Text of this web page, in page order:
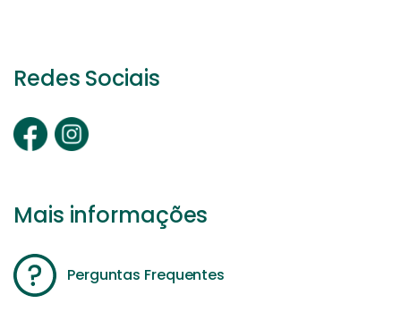
Redes Sociais
Mais informações
Perguntas Frequentes